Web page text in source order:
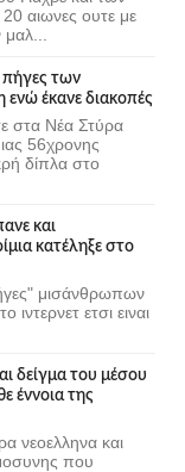
αιωνες ουτε με
πήγες των
έκανε διακοπές
στα Νέα Στύρα
56χρονης
δίπλα στο
και
κατέληξε στο
μισάνθρωπων
ιντερνετ ετσι ειναι
δείγμα του μέσου
έννοια της
νεοελληνα και
που